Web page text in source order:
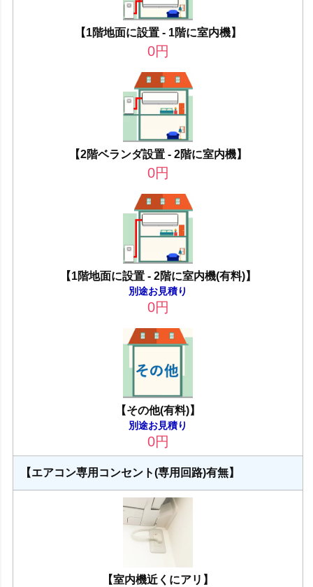
【1階地面に設置 - 1階に室内機】
0円
【2階ベランダ設置 - 2階に室内機】
0円
【1階地面に設置 - 2階に室内機(有料)】
別途お見積り
0円
【その他(有料)】
別途お見積り
0円
【エアコン専用コンセント(専用回路)有無】
【室内機近くにアリ】